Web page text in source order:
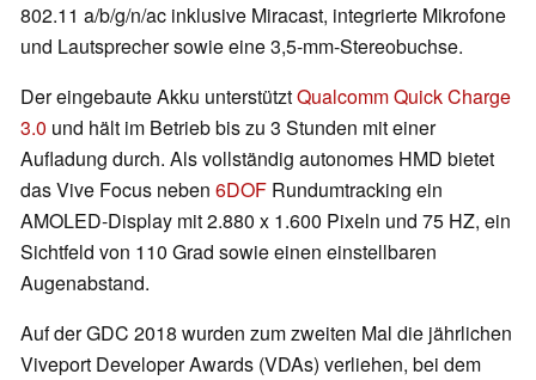
802.11 a/b/g/n/ac inklusive Miracast, integrierte Mikrofone
und Lautsprecher sowie eine 3,5-mm-Stereobuchse.
Der eingebaute Akku unterstütztQualcomm Quick Charge
3.0 und hält im Betrieb bis zu 3 Stunden mit einer
Aufladung durch. Als vollständig autonomes HMD bietet
das Vive Focus neben 6DOF Rundumtracking ein
AMOLED-Display mit 2.880 x 1.600 Pixeln und 75 HZ, ein
Sichtfeld von 110 Grad sowie einen einstellbaren
Augenabstand.
Auf der GDC 2018 wurden zum zweiten Mal die jährlichen
Viveport Developer Awards (VDAs) verliehen, bei dem